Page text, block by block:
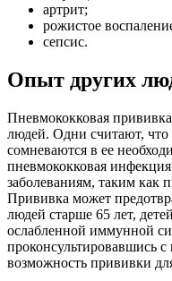
артрит;
рожистое
сепсис.
Опыт других
Пневмококковая
людей. Одни считают, что
сомневаются в ее
пневмококковая
заболеваниям, таким как
Прививка может
людей старше 65 лет,
ослабленной иммунной
проконсультировавшись с
возможность прививки